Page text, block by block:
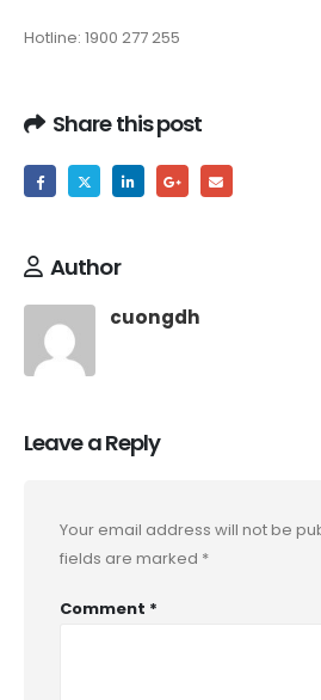
Hotline: 1900 277 255
Share this post
Author
cuongdh
Leave a Reply
Your email address will not be
fields are marked *
Comment *